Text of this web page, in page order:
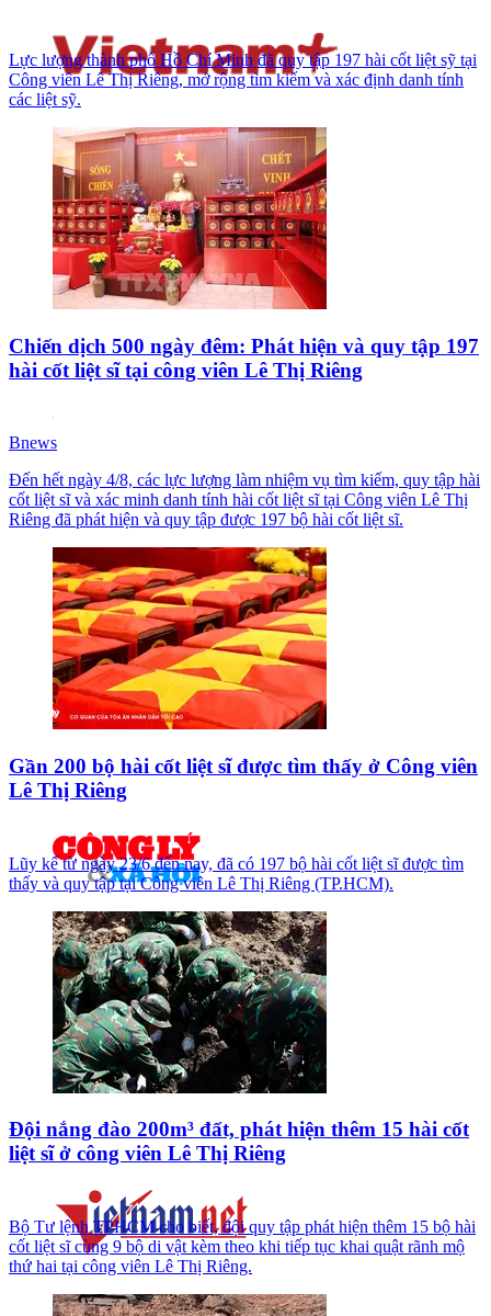
Lực lượng thành phố Hồ Chí Minh đã quy tập 197 hài cốt liệt sỹ tại
Công viên Lê Thị Riêng, mở rộng tìm kiếm và xác định danh tính
các liệt sỹ.
Chiến dịch 500 ngày đêm: Phát hiện và quy tập 197
hài cốt liệt sĩ tại công viên Lê Thị Riêng
Bnews
Đến hết ngày 4/8, các lực lượng làm nhiệm vụ tìm kiếm, quy tập hài
cốt liệt sĩ và xác minh danh tính hài cốt liệt sĩ tại Công viên Lê Thị
Riêng đã phát hiện và quy tập được 197 bộ hài cốt liệt sĩ.
Gần 200 bộ hài cốt liệt sĩ được tìm thấy ở Công viên
Lê Thị Riêng
Lũy kế từ ngày 23/6 đến nay, đã có 197 bộ hài cốt liệt sĩ được tìm
thấy và quy tập tại Công viên Lê Thị Riêng (TP.HCM).
Đội nắng đào 200m³ đất, phát hiện thêm 15 hài cốt
liệt sĩ ở công viên Lê Thị Riêng
Bộ Tư lệnh TPHCM cho biết, đội quy tập phát hiện thêm 15 bộ hài
cốt liệt sĩ cùng 9 bộ di vật kèm theo khi tiếp tục khai quật rãnh mộ
thứ hai tại công viên Lê Thị Riêng.